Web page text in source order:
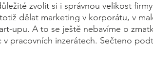
zvolit si i správnou velikost
dělat marketing v korporátu, v
upu. A to se ještě nebavíme o
pracovních inzerátech. Sečteno